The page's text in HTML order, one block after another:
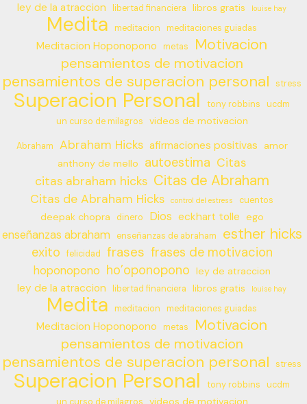
ley de la atraccion libertad financiera libros gratis louise hay
Medita meditacion meditaciones guiadas
Meditacion Hoponopono metas Motivacion
pensamientos de motivacion
pensamientos de superacion personal stress
Superacion Personal tony robbins
ucdm
un curso de milagros
videos de motivacion
Abraham Abraham Hicks afirmaciones positivas
amor
anthony de mello
autoestima Citas
citas abraham hicks Citas de Abraham
Citas de Abraham Hicks control del estress cuentos
deepak chopra dinero Dios eckhart tolle ego
enseñanzas abraham enseñanzas de abraham esther hicks
exito felicidad frases frases de motivacion
hoponopono ho’oponopono ley de atraccion
ley de la atraccion libertad financiera libros gratis louise hay
Medita meditacion meditaciones guiadas
Meditacion Hoponopono metas Motivacion
pensamientos de motivacion
pensamientos de superacion personal stress
Superacion Personal tony robbins
ucdm
videos de motivacion